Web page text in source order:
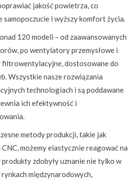
jakość powietrza, co
samopoczucie i wyższy komfort życia.
120 modeli – od zaawansowanych
po wentylatory przemysłowe i
filtrowentylacyjne, dostosowane do
Wszystkie nasze rozwiązania
technologiach i są poddawane
ich efektywność i
metody produkcji, takie jak
możemy elastycznie reagować na
zdobyły uznanie nie tylko w
międzynarodowych,